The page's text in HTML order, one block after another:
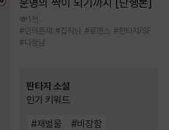
운명의 짝이 되기까지 [단행본]
1천
#인외존재 #집착남 #로맨스 #판타지/SF
#다정남
판타지 소설
인기 키워드
#재벌물 #비장함